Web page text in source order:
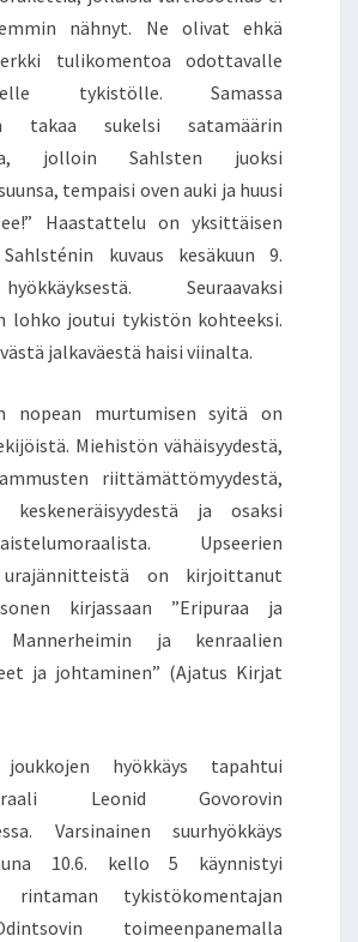
nähnyt. Ne olivat ehkä
tulikomentoa odottavalle
tykistölle. Samassa
takaa sukelsi satamäärin
jolloin Sahlsten juoksi
tempaisi oven auki ja huusi
Haastattelu on yksittäisen
kuvaus kesäkuun 9.
Seuraavaksi
lohko joutui tykistön kohteeksi.
jalkaväestä haisi viinalta.
nopean murtumisen syitä on
Miehistön vähäisyydestä,
riittämättömyydestä,
keskeneräisyydestä ja osaksi
Upseerien
urajännitteistä on kirjoittanut
kirjassaan ”Eripuraa ja
Mannerheimin ja kenraalien
ja johtaminen” (Ajatus Kirjat
joukkojen hyökkäys tapahtui
Leonid Govorovin
Varsinainen suurhyökkäys
10.6. kello 5 käynnistyi
rintaman tykistökomentajan
toimeenpanemalla